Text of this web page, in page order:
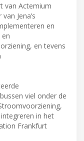
van Actemium
Jena’s
en
en tevens
viel onder de
in het
Frankfurt